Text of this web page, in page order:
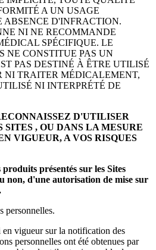
A UN USAGE
ABSENCE D'INFRACTION.
NI NE RECOMMANDE
SPÉCIFIQUE. LE
NE CONSTITUE PAS UN
PAS DESTINÉ À ÊTRE UTILISÉ
NI TRAITER MÉDICALEMENT,
NI INTERPRÉTÉ DE
D'UTILISER
, OU DANS LA MESURE
VIGUEUR, A VOS RISQUES
présentés sur les Sites
non, d'une autorisation de mise sur
personnelles.
vigueur sur la notification des
personnelles ont été obtenues par